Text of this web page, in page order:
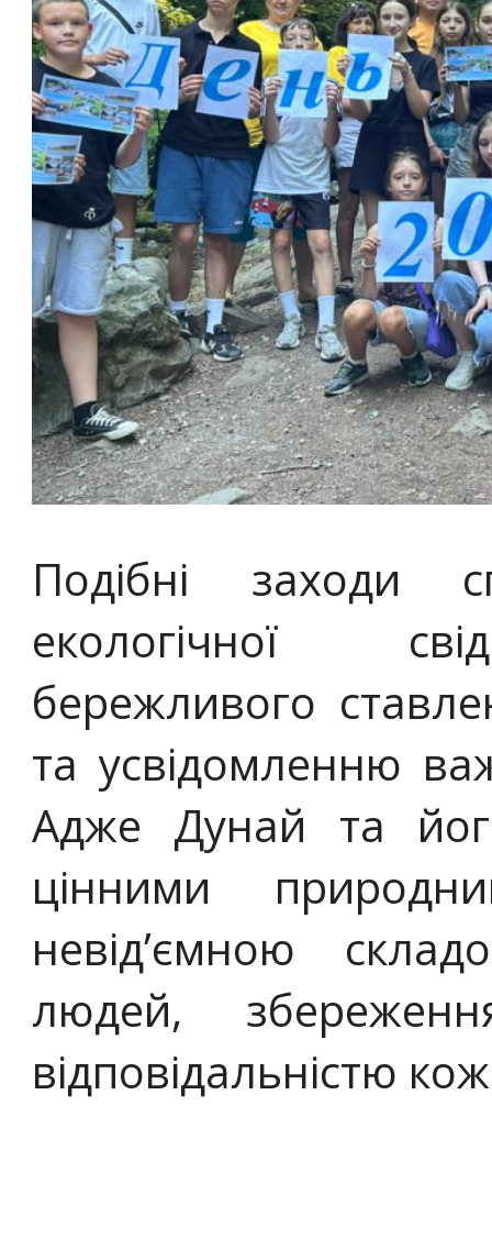
Подібні заходи
екологічної
бережливого
та усвідомленню
Адже Дунай та
цінними
невід’ємною
людей,
відповідальністю